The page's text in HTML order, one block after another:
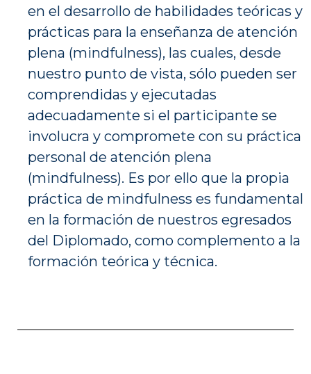
en el desarrollo de habilidades teóricas y
prácticas para la enseñanza de atención
plena (mindfulness), las cuales, desde
nuestro punto de vista, sólo pueden ser
comprendidas y ejecutadas
adecuadamente si el participante se
involucra y compromete con su práctica
personal de atención plena
(mindfulness). Es por ello que la propia
práctica de mindfulness es fundamental
en la formación de nuestros egresados
del Diplomado, como complemento a la
formación teórica y técnica.